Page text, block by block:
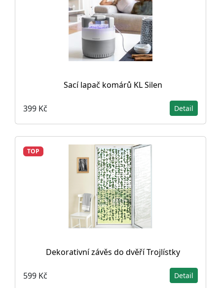
Sací lapač komárů KL Silen
399 Kč Detail
TOP
Dekorativní závěs do dvěří Trojlístky
599 Kč Detail